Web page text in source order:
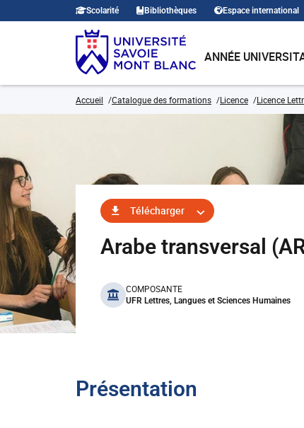
Scolarité Bibliothèques Espace international
ANNÉE
Accueil Catalogue des formations Licence Licence
Télécharger
Arabe transversal
benefits
COMPOSANTE
UFR Lettres, Langues et Sciences Humaines
Présentation